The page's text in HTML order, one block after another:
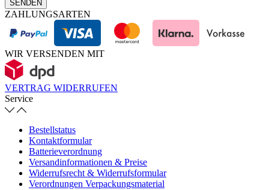
SENDEN
ZAHLUNGSARTEN
WIR VERSENDEN MIT
VERTRAG WIDERRUFEN
Service
Bestellstatus
Kontaktformular
Batterieverordnung
Versandinformationen & Preise
Widerrufsrecht & Widerrufsformular
Verordnungen Verpackungsmaterial